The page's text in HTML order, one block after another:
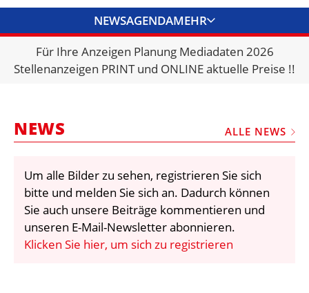
NEWSAGENDAMEHR
BRANCHENLINKS
VERMIETER
VIDEOS
BIBLIOTHEK
KRAN & BÜHNE
Für Ihre Anzeigen Planung Mediadaten 2026
Stellenanzeigen PRINT und ONLINE aktuelle Preise !!
NEWS ALLE NEWS
Um alle Bilder zu sehen, registrieren Sie sich
bitte und melden Sie sich an. Dadurch können
Sie auch unsere Beiträge kommentieren und
unseren E-Mail-Newsletter abonnieren.
Klicken Sie hier, um sich zu registrieren